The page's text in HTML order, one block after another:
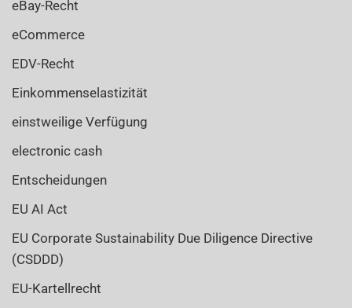
eBay-Recht
eCommerce
EDV-Recht
Einkommenselastizität
einstweilige Verfügung
electronic cash
Entscheidungen
EU AI Act
EU Corporate Sustainability Due Diligence Directive
(CSDDD)
EU-Kartellrecht